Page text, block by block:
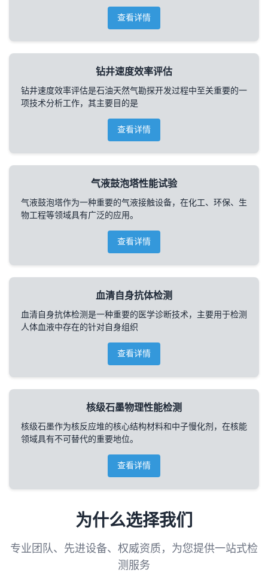
查看详情
钻井速度效率评估
钻井速度效率评估是石油天然气勘探开发过程中至关重要的一
项技术分析工作，其主要目的是
查看详情
气液鼓泡塔性能试验
气液鼓泡塔作为一种重要的气液接触设备，在化工、环保、生
物工程等领域具有广泛的应用。
查看详情
血清自身抗体检测
血清自身抗体检测是一种重要的医学诊断技术，主要用于检测
人体血液中存在的针对自身组织
查看详情
核级石墨物理性能检测
核级石墨作为核反应堆的核心结构材料和中子慢化剂，在核能
领域具有不可替代的重要地位。
查看详情
为什么选择我们
专业团队、先进设备、权威资质，为您提供一站式检
测服务